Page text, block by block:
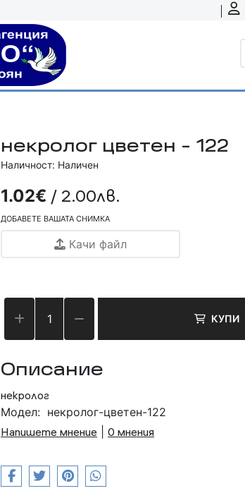
некролог цветен - 122
Наличност: Наличен
1.02€ / 2.00лв.
ДОБАВЕТЕ ВАШАТА СНИМКА
Качи файл
КУПИ
Описание
некролог
Модел: некролог-цветен-122
Напишете мнение
0 мнения